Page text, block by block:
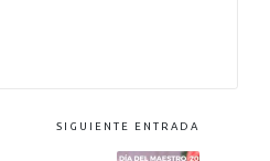
SIGUIENTE ENTRADA